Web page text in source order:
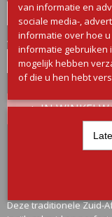
Aantal
IN
Omschrijving
Deze traditionele Zuid-
van informatie en
sociale media-,
informatie over hoe
informatie gebruiken
mogelijk hebben
of die u hen hebt